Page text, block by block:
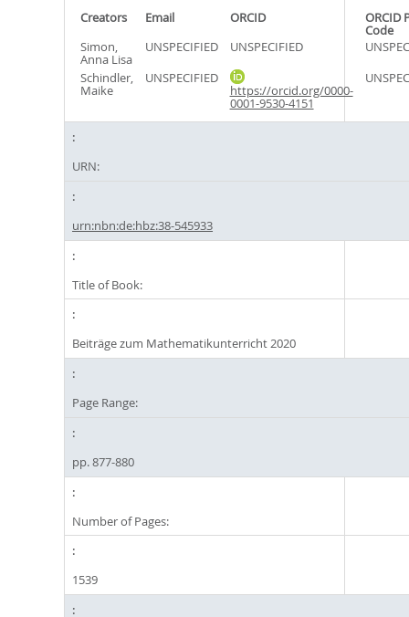
Creators Email ORCID ORCID
Code
Simon,
Anna Lisa
UNSPECIFIED UNSPECIFIED
Schindler,
Maike
UNSPECIFIED
https://orcid.org/0000-
0001-9530-4151
URN:
urn:nbn:de:hbz:38-545933
Title of Book:
Beiträge zum Mathematikunterricht 2020
Page Range:
pp. 877-880
Number of Pages:
1539